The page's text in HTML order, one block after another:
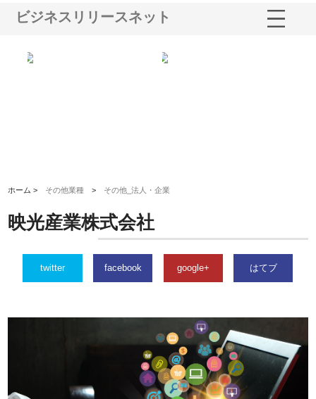
ビジネスリリースネット
ホーム > その他業種 > その他_法人・企業
映光産業株式会社
twitter facebook google+ はてブ